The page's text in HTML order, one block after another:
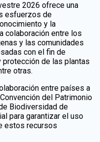
2026 ofrece una
esfuerzos de
y la
colaboración entre los
y las comunidades
con el fin de
protección de las plantas
otras.
entre países a
del Patrimonio
Biodiversidad de
para garantizar el uso
estos recursos